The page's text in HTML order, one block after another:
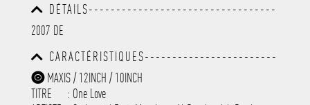
DÉTAILS----------------------------------
-----------------------------------------
-----------------------------------------
-----------------------------------------
-----------------------------------------
-----------
2007 DE
CARACTÉRISTIQUES------------------------
-----------------------------------------
-----------------------------------------
-----------------------------------------
MAXIS / 12INCH / 10INCH
TITRE
: One Love